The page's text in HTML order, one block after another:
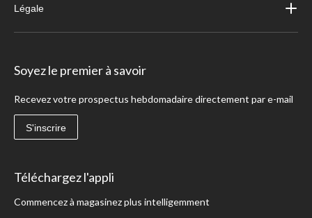
Légale
Soyez le premier à savoir
Recevez votre prospectus hebdomadaire directement par e-mail
S'inscrire
Téléchargez l'appli
Commencez à magasinez plus intelligemment